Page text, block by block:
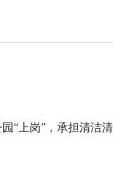
“上岗”，承担清洁